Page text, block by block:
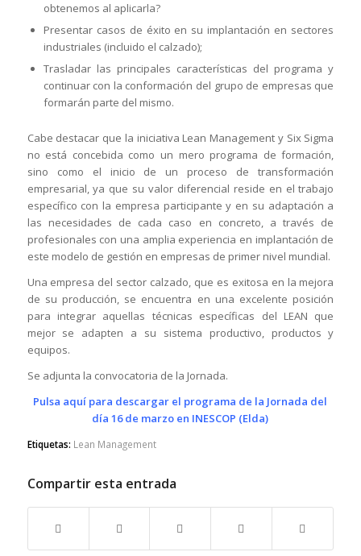
obtenemos al aplicarla?
Presentar casos de éxito en su implantación en sectores
industriales (incluido el calzado);
Trasladar las principales características del programa y
continuar con la conformación del grupo de empresas que
formarán parte del mismo.
Cabe destacar que la iniciativa Lean Management y Six Sigma
no está concebida como un mero programa de formación,
sino como el inicio de un proceso de transformación
empresarial, ya que su valor diferencial reside en el trabajo
específico con la empresa participante y en su adaptación a
las necesidades de cada caso en concreto, a través de
profesionales con una amplia experiencia en implantación de
este modelo de gestión en empresas de primer nivel mundial.
Una empresa del sector calzado, que es exitosa en la mejora
de su producción, se encuentra en una excelente posición
para integrar aquellas técnicas específicas del LEAN que
mejor se adapten a su sistema productivo, productos y
equipos.
Se adjunta la convocatoria de la Jornada.
Pulsa aquí para descargar el programa de la Jornada del
día 16 de marzo en INESCOP (Elda)
Etiquetas: Lean Management
Compartir esta entrada